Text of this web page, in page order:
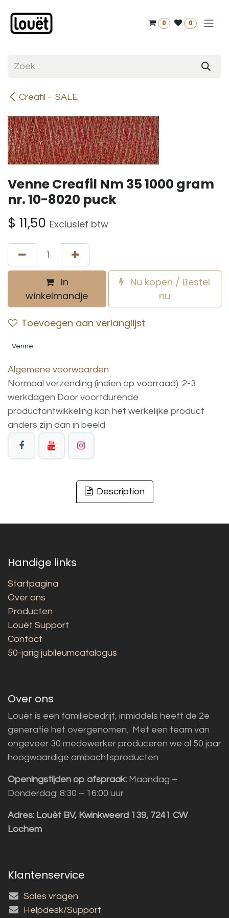
0 0
Creafil - SALE
Venne Creafil Nm 35 1000 gram
nr. 10-8020 puck
$ 11,50 Exclusief btw
In
winkelmandje
Nu kopen / Bestel
nu
Toevoegen aan verlanglijst
Venne
Algemene voorwaarden
Normaal verzending (indien op voorraad): 2-3
werkdagen Door voortdurende
productontwikkeling kan het werkelijke product
anders zijn dan in beeld
Description
Handige links
Startpagina
Over ons
Producten
Louët Support
Contact
50-jarig jubileumcatalogus
Over ons
Louët is een familiebedrijf, inmiddels heeft de 2e
generatie het overgenomen. Met een team van
ongeveer 30 medewerker produceren we al 50 jaar
hoogwaardige ambachtsproducten
Openingstijden op afspraak: Maandag –
Donderdag: 8:30 – 16:00 uur
Adres: Louët BV, Kwinkweerd 139, 7241 CW
Lochem
Klantenservice
Sales vragen
Helpdesk/Support